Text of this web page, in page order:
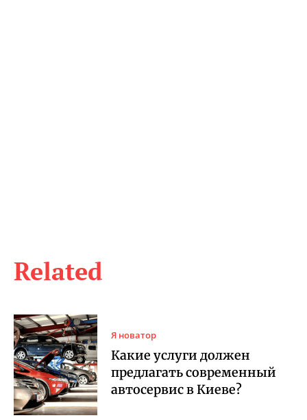
Related
Я новатор
Какие услуги должен
предлагать современный
автосервис в Киеве?